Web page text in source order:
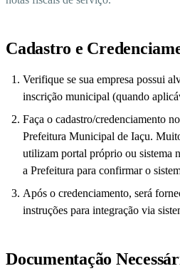
Cadastro e
Verifique se sua empresa possui
inscrição municipal (quando
Faça o cadastro/credenciamento
Prefeitura Municipal de Iaçu.
utilizam portal próprio ou sistema
a Prefeitura para confirmar o
Após o credenciamento, será
instruções para integração via
Documentação